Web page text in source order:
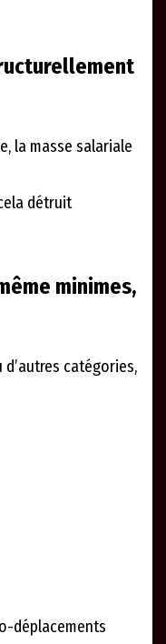
la masse salariale
détruit
minimes,
d’autres catégories,
déplacements